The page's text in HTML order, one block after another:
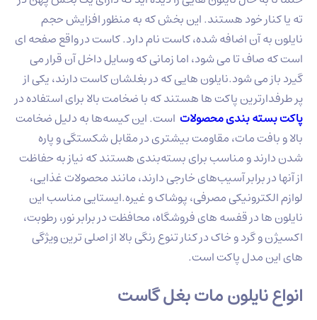
ته یا کنار خود هستند. این بخش که به منظور افزایش حجم
نایلون به آن اضافه شده، کاست نام دارد. کاست در واقع صفحه ای
است که صاف تا می شود، اما زمانی که وسایل داخل آن قرار می
گیرد باز می شود.نایلون هایی که در بغلشان کاست دارند، یکی از
پر طرفدارترین پاکت ها هستند که با ضخامت بالا برای استفاده در
پاکت بسته‌ بندی محصولاتاست. این کیسه‌ها به دلیل ضخامت
بالا و بافت مات، مقاومت بیشتری در مقابل شکستگی و پاره
شدن دارند و مناسب برای بسته‌بندی هستند که نیاز به حفاظت
از آنها در برابر آسیب‌های خارجی دارند، مانند محصولات غذایی،
لوازم الکترونیکی مصرفی، پوشاک و غیره.ایستایی مناسب این
نایلون ها در قفسه های فروشگاه، محافظت در برابر نور، رطوبت،
اکسیژن و گرد و خاک در کنار تنوع رنگی بالا از اصلی ترین ویژگی
های این مدل پاکت است.
انواع نایلون مات بغل گاست